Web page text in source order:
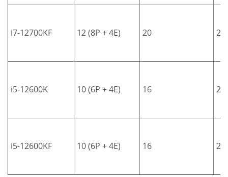
i7-12700KF 12 (8P + 4E) 20
i5-12600K 10 (6P + 4E) 16
i5-12600KF 10 (6P + 4E) 16